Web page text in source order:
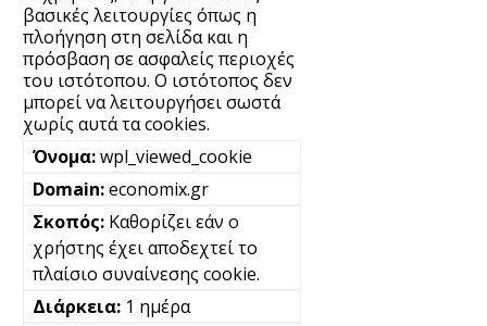
βασικές λειτουργίες όπως η
πλοήγηση στη σελίδα και η
πρόσβαση σε ασφαλείς περιοχές
του ιστότοπου. Ο ιστότοπος δεν
μπορεί να λειτουργήσει σωστά
χωρίς αυτά τα cookies.
wpl_viewed_cookie
economix.gr
Καθορίζει εάν ο
χρήστης έχει αποδεχτεί το
πλαίσιο συναίνεσης cookie.
1 ημέρα